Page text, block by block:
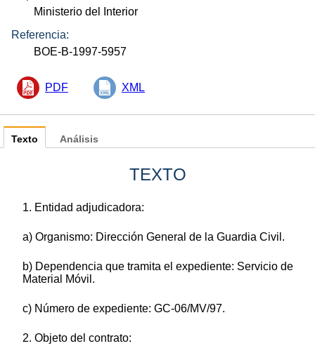
Ministerio del Interior
Referencia:
BOE-B-1997-5957
PDF XML
Texto
TEXTO
1. Entidad adjudicadora:
a) Organismo: Dirección General de la Guardia Civil.
b) Dependencia que tramita el expediente: Servicio de
Material Móvil.
c) Número de expediente: GC-06/MV/97.
2. Objeto del contrato:
Análisis